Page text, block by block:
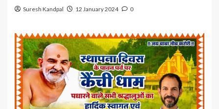
Suresh Kandpal 12 January 2024 0